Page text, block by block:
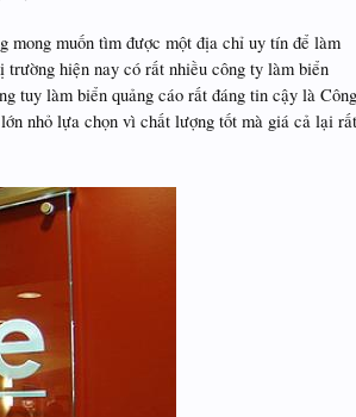
muốn tìm được một địa chỉ uy tín để làm
trường hiện nay có rất nhiều công ty làm biển
tuy làm biển quảng cáo rất đáng tin cậy là Công
nhỏ lựa chọn vì chất lượng tốt mà giá cả lại rất